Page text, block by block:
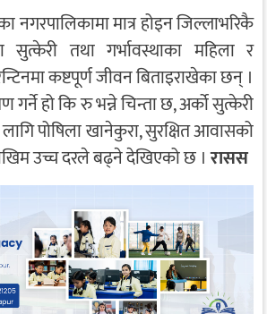
नगरपालिकामा मात्र होइन जिल्लाभरिकै
सुत्केरी तथा गर्भावस्थाका महिला र
कष्टपूर्ण जीवन बिताइराखेका छन् ।
हो कि रु भन्ने चिन्ता छ, अर्को सुत्केरी
पोषिला खानेकुरा, सुरक्षित आवासको
उच्च दरले बढ्ने देखिएको छ ।रासस